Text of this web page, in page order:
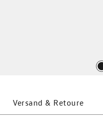
Versand & Retoure